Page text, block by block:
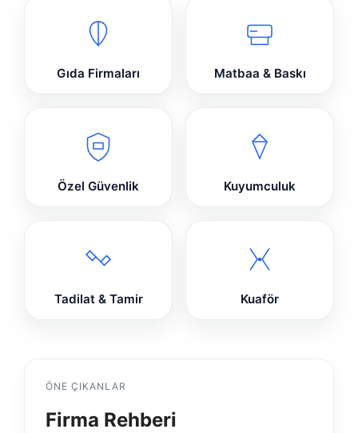
Gıda Firmaları Matbaa & Baskı
Özel Güvenlik Kuyumculuk
Tadilat & Tamir Kuaför
ÖNE ÇIKANLAR
Firma Rehberi